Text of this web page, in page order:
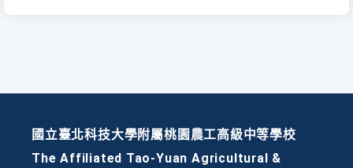
國立臺北科技大學附屬桃園農工高級中等學校
The Affiliated Tao-Yuan Agricultural &